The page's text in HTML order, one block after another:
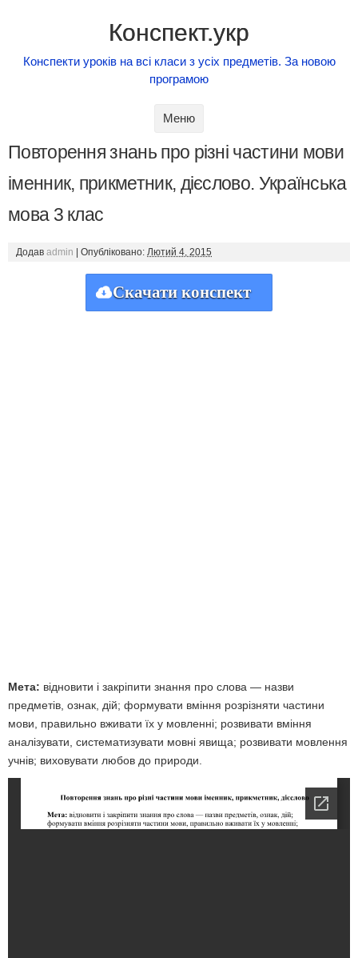
Конспект.укр
Конспекти уроків на всі класи з усіх предметів. За новою
програмою
Меню
Повторення знань про різні частини мови
іменник, прикметник, дієслово. Українська
мова 3 клас
Додав admin Опубліковано: Лютий 4, 2015
Скачати конспект
Мета: відновити і закріпити знання про слова — назви
предметів, ознак, дій; формувати вміння розрізняти частини
мови, правильно вживати їх у мовленні; розвивати вміння
аналізувати, систематизувати мовні явища; розвивати мовлення
учнів; виховувати любов до природи.